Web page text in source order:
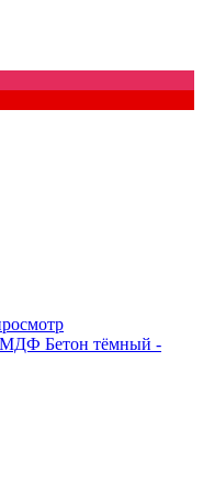
Бетон тёмный -